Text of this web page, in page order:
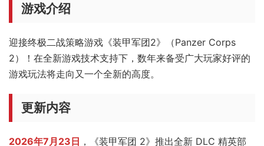
游戏介绍
迎接终极二战策略游戏《装甲军团2》（Panzer Corps
2）！在全新游戏技术支持下，数年来备受广大玩家好评的
游戏玩法将走向又一个全新的高度。
更新内容
2026年7月23日 ，《装甲军团 2》推出全新 DLC 精英部